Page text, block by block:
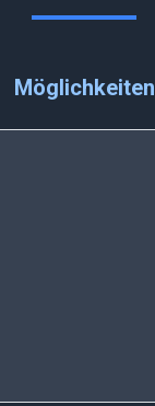
Möglichkeiten